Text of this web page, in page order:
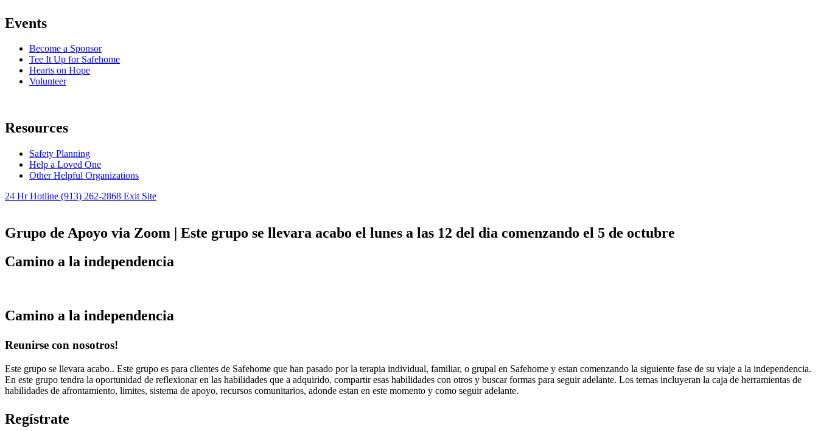
Events
Become a Sponsor
Tee It Up for Safehome
Hearts on Hope
Volunteer
Resources
Safety Planning
Help a Loved One
Other Helpful Organizations
24 Hr Hotline (913) 262-2868 Exit Site
Grupo de Apoyo via Zoom | Este grupo se llevara acabo el lunes a las 12 del dia comenzando el 5 de octubre
Camino a la independencia
Camino a la independencia
Reunirse con nosotros!
Este grupo se llevara acabo.. Este grupo es para clientes de Safehome que han pasado por la terapia individual, familiar, o grupal en Safehome y estan comenzando la siguiente fase de su viaje a la independencia.
En este grupo tendra la oportunidad de reflexionar en las habilidades que a adquirido, compartir esas habilidades con otros y buscar formas para seguir adelante. Los temas incluyeran la caja de herramientas de
habilidades de afrontamiento, limites, sistema de apoyo, recursos comunitarios, adonde estan en este momento y como seguir adelante.
Regístrate